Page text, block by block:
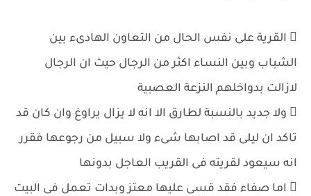
 القرية على نفس الحال من التعاون الهادىء بين
الشباب وبين النساء اكثر من الرجال حيث ان الرجال
لازالت بدواخلهم النزعة العصبية
 ولا جديد بالنسبة لطارق الا انه لا يزال يراوغ وان كان قد
تاكد ان ليلى قد اصابها شىء ولا سبيل من رجوعها فقرر
انه سيعود لقريته فى القريب العاجل بدونها
 اما صفاء فقد قسى عليها معتز وبدات تعمل فى البيت